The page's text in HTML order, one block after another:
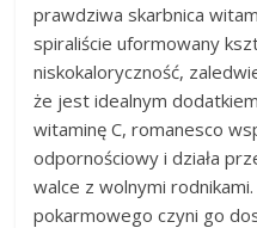
prawdziwa skarbnica
spiraliście uformowany
niskokaloryczność,
że jest idealnym
witaminę C, romanesco
odpornościowy i działa
walce z wolnymi
pokarmowego czyni go